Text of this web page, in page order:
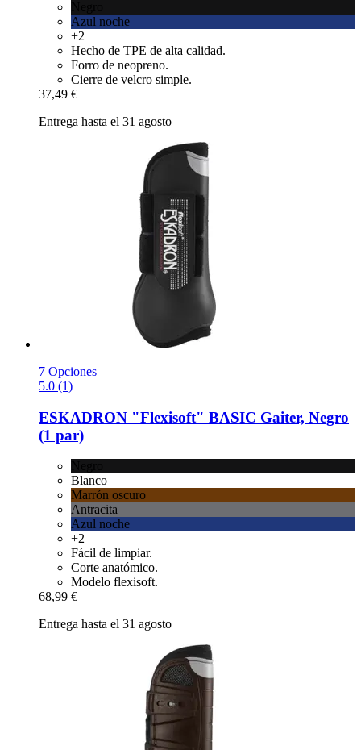
Azul noche
+2
Hecho de TPE de alta calidad.
Forro de neopreno.
Cierre de velcro simple.
37,49 €
Entrega hasta el 31 agosto
7 Opciones
5.0 (1)
ESKADRON "Flexisoft" BASIC Gaiter, Negro
(1 par)
Blanco
Marrón oscuro
Antracita
Azul noche
+2
Fácil de limpiar.
Corte anatómico.
Modelo flexisoft.
68,99 €
Entrega hasta el 31 agosto